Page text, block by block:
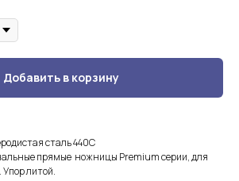
Добавить в корзину
сталь 440С
прямые ножницы Premium серии, для
Упор литой.